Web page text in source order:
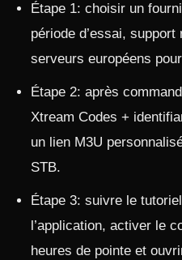
Étape 1: choisir un
période d’essai,
serveurs européens
Étape 2: après
Xtream Codes +
un lien M3U
STB.
Étape 3: suivre le
l’application, activer le
heures de pointe et